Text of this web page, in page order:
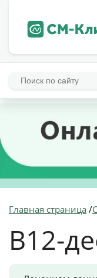
Главная страница /
B12-